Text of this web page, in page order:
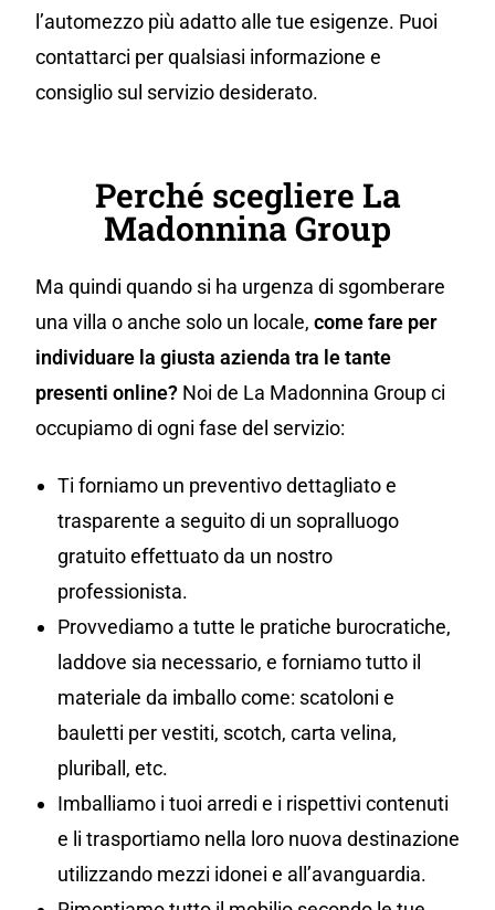
l’automezzo più adatto alle tue esigenze. Puoi
contattarci per qualsiasi informazione e
consiglio sul servizio desiderato.
Perché scegliere La
Madonnina Group
Ma quindi quando si ha urgenza di sgomberare
una villa o anche solo un locale, come fare per
individuare la giusta azienda tra le tante
presenti online? Noi de La Madonnina Group ci
occupiamo di ogni fase del servizio:
Ti forniamo un preventivo dettagliato e
trasparente a seguito di un sopralluogo
gratuito effettuato da un nostro
professionista.
Provvediamo a tutte le pratiche burocratiche,
laddove sia necessario, e forniamo tutto il
materiale da imballo come: scatoloni e
bauletti per vestiti, scotch, carta velina,
pluriball, etc.
Imballiamo i tuoi arredi e i rispettivi contenuti
e li trasportiamo nella loro nuova destinazione
utilizzando mezzi idonei e all’avanguardia.